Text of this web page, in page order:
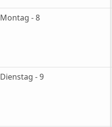
Montag - 8
Dienstag - 9